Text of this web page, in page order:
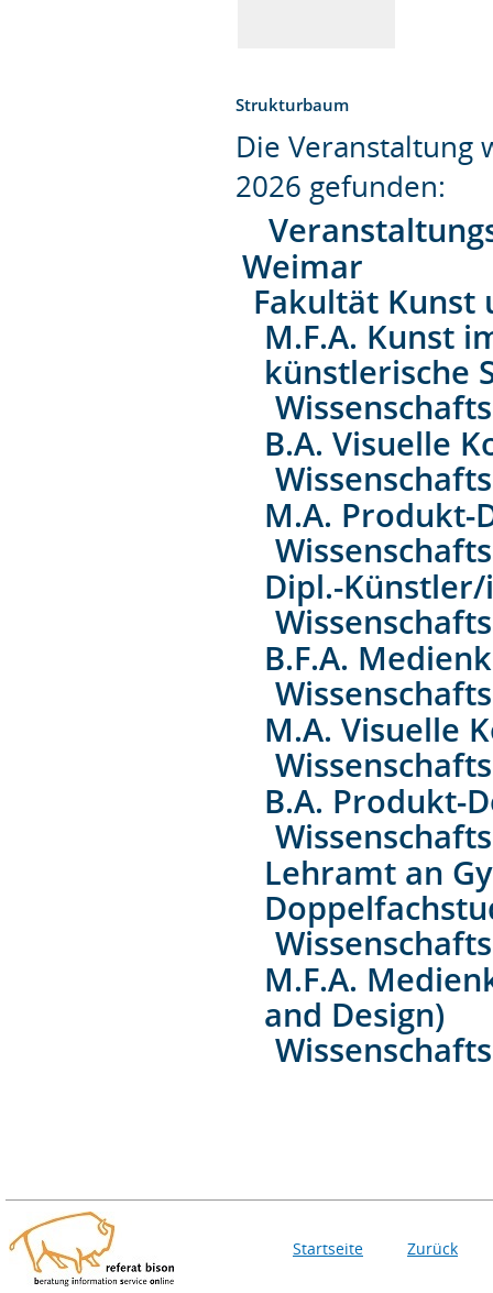
Strukturbaum
Die Veranstaltung
2026 gefunden:
Weimar
Fakultät Kunst
M.F.A. Kunst
künstlerische
B.A. Visuelle
M.A. Produkt-
Dipl.-
B.F.A.
M.A. Visuelle
B.A. Produkt-
Lehramt an
M.F.A.
and Design)
Startseite Zurück